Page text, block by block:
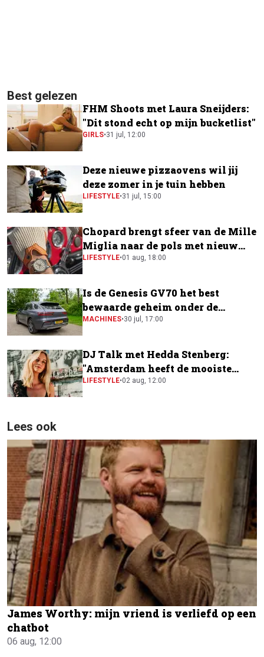
Best gelezen
FHM Shoots met Laura Sneijders:
"Dit stond echt op mijn bucketlist"
GIRLS•31 jul, 12:00
Deze nieuwe pizzaovens wil jij
deze zomer in je tuin hebben
LIFESTYLE•31 jul, 15:00
Chopard brengt sfeer van de Mille
Miglia naar de pols met nieuw
horloge
LIFESTYLE•01 aug, 18:00
Is de Genesis GV70 het best
bewaarde geheim onder de
elektrische SUV's?
MACHINES•30 jul, 17:00
DJ Talk met Hedda Stenberg:
"Amsterdam heeft de mooiste
festivalscene van Europa"
LIFESTYLE•02 aug, 12:00
Lees ook
James Worthy: mijn vriend is verliefd op een
chatbot
06 aug, 12:00